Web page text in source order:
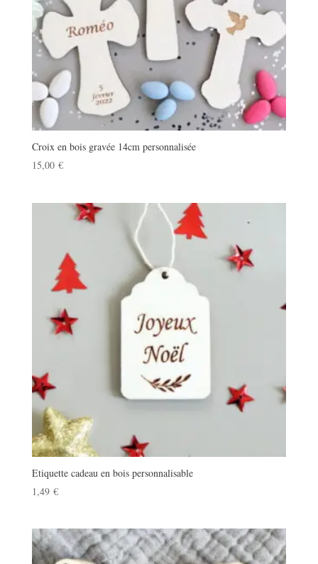
Croix en bois gravée 14cm personnalisée
15,00 €
Etiquette cadeau en bois personnalisable
1,49 €